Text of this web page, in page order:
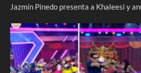
Jazmín Pinedo presenta a Khaleesi y